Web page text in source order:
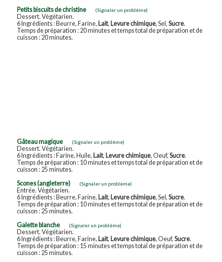
Petits biscuits de christine
(Signaler un problème)
Dessert. Végétarien.
6 Ingrédients : Beurre, Farine, Lait, Levure chimique, Sel, Sucre.
Temps de préparation : 20 minutes et temps total de préparation et de
cuisson : 20 minutes.
Gâteau magique (Signaler un problème)
Dessert. Végétarien.
6 Ingrédients : Farine, Huile, Lait, Levure chimique, Oeuf, Sucre.
Temps de préparation : 10 minutes et temps total de préparation et de
cuisson : 25 minutes.
Scones (angleterre)
(Signaler un problème)
Entrée. Végétarien.
6 Ingrédients : Beurre, Farine, Lait, Levure chimique, Sel, Sucre.
Temps de préparation : 10 minutes et temps total de préparation et de
cuisson : 25 minutes.
Galette blanche
(Signaler un problème)
Dessert. Végétarien.
6 Ingrédients : Beurre, Farine, Lait, Levure chimique, Oeuf, Sucre.
Temps de préparation : 15 minutes et temps total de préparation et de
cuisson : 25 minutes.